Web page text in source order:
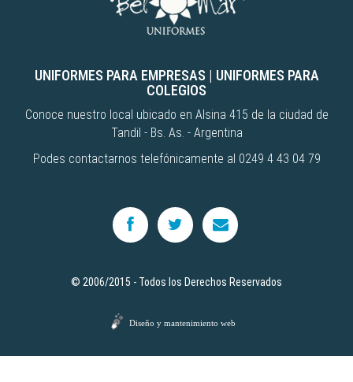
UNIFORMES PARA EMPRESAS | UNIFORMES PARA
COLEGIOS
Conoce nuestro local ubicado en Alsina 415 de la ciudad de
Tandil - Bs. As. - Argentina
Podes contactarnos telefónicamente al 0249 4 43 04 79
© 2006/2015 - Todos los Derechos Reservados
Diseño y mantenimiento web